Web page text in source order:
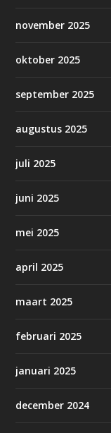
november 2025
oktober 2025
september 2025
augustus 2025
juli 2025
juni 2025
mei 2025
april 2025
maart 2025
februari 2025
januari 2025
december 2024